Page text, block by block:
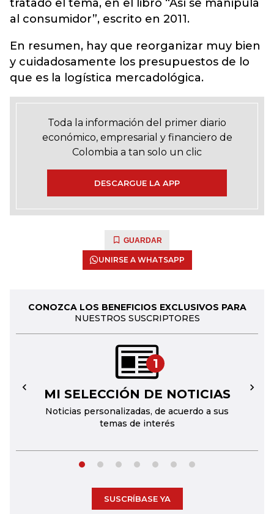
tratado el tema, en el libro “Así se manipula
al consumidor”, escrito en 2011.
En resumen, hay que reorganizar muy bien
y cuidadosamente los presupuestos de lo
que es la logística mercadológica.
Toda la información del primer diario
económico, empresarial y financiero de
Colombia a tan solo un clic
DESCARGUE LA APP
GUARDAR
UNIRSE A WHATSAPP
CONOZCA LOS BENEFICIOS EXCLUSIVOS PARA
NUESTROS SUSCRIPTORES
1
MI SELECCIÓN DE NOTICIAS
Noticias personalizadas, de acuerdo a sus
temas de interés
← →
SUSCRÍBASE YA